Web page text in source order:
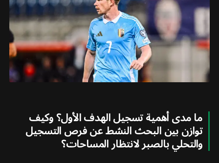
ما مدى أهمية تسجيل الهدف الأول؟ وكيف
توازن بين البحث النشط عن فرص التسجيل
والتحلي بالصبر لانتظار المساحات؟